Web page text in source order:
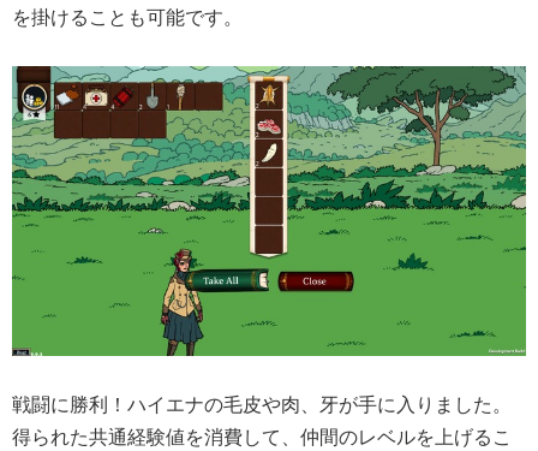
を掛けることも可能です。
戦闘に勝利！ハイエナの毛皮や肉、牙が手に入りました。
得られた共通経験値を消費して、仲間のレベルを上げるこ